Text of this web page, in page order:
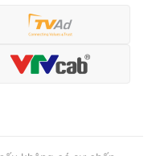
video
Thể thao